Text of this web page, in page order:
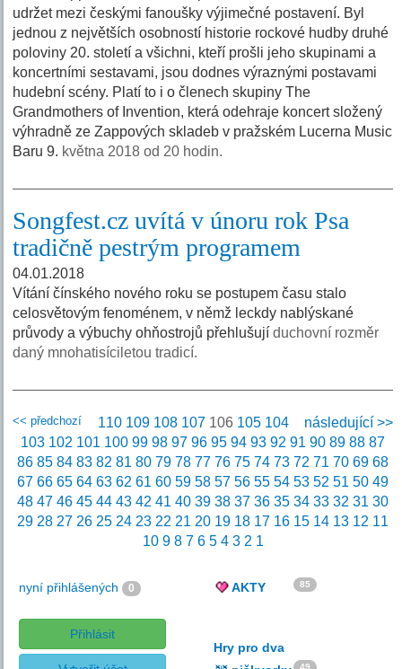
udržet mezi českými fanoušky výjimečné postavení. Byl
jednou z největších osobností historie rockové hudby druhé
poloviny 20. století a všichni, kteří prošli jeho skupinami a
koncertními sestavami, jsou dodnes výraznými postavami
hudební scény. Platí to i o členech skupiny The
Grandmothers of Invention, která odehraje koncert složený
výhradně ze Zappových skladeb v pražském Lucerna Music
Baru 9. května 2018 od 20 hodin.
Songfest.cz uvítá v únoru rok Psa
tradičně pestrým programem
04.01.2018
Vítání čínského nového roku se postupem času stalo
celosvětovým fenoménem, v němž leckdy nablýskané
průvody a výbuchy ohňostrojů přehlušujíduchovní rozměr
daný mnohatisíciletou tradicí.
<< předchozí následující >>
110 109 108 107106 105 104
103 102 101 100 99 98 97 96 95 94 93 92 91 90 89 88 87
86 85 84 83 82 81 80 79 78 77 76 75 74 73 72 71 70 69 68
67 66 65 64 63 62 61 60 59 58 57 56 55 54 53 52 51 50 49
48 47 46 45 44 43 42 41 40 39 38 37 36 35 34 33 32 31 30
29 28 27 26 25 24 23 22 21 20 19 18 17 16 15 14 13 12 11
10 9 8 7 6 5 4 3 2 1
nyní přihlášených 0
Přihlásit
AKTY 85
Hry pro dva
49